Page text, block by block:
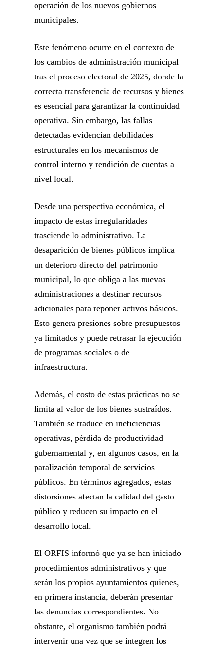
operación de los nuevos gobiernos
municipales.
Este fenómeno ocurre en el contexto de
los cambios de administración municipal
tras el proceso electoral de 2025, donde la
correcta transferencia de recursos y bienes
es esencial para garantizar la continuidad
operativa. Sin embargo, las fallas
detectadas evidencian debilidades
estructurales en los mecanismos de
control interno y rendición de cuentas a
nivel local.
Desde una perspectiva económica, el
impacto de estas irregularidades
trasciende lo administrativo. La
desaparición de bienes públicos implica
un deterioro directo del patrimonio
municipal, lo que obliga a las nuevas
administraciones a destinar recursos
adicionales para reponer activos básicos.
Esto genera presiones sobre presupuestos
ya limitados y puede retrasar la ejecución
de programas sociales o de
infraestructura.
Además, el costo de estas prácticas no se
limita al valor de los bienes sustraídos.
También se traduce en ineficiencias
operativas, pérdida de productividad
gubernamental y, en algunos casos, en la
paralización temporal de servicios
públicos. En términos agregados, estas
distorsiones afectan la calidad del gasto
público y reducen su impacto en el
desarrollo local.
El ORFIS informó que ya se han iniciado
procedimientos administrativos y que
serán los propios ayuntamientos quienes,
en primera instancia, deberán presentar
las denuncias correspondientes. No
obstante, el organismo también podrá
intervenir una vez que se integren los